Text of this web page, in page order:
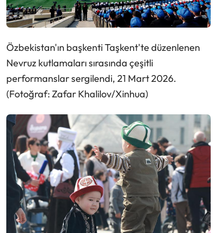
Özbekistan'ın başkenti Taşkent'te düzenlenen
Nevruz kutlamaları sırasında çeşitli
performanslar sergilendi, 21 Mart 2026.
(Fotoğraf: Zafar Khalilov/Xinhua)